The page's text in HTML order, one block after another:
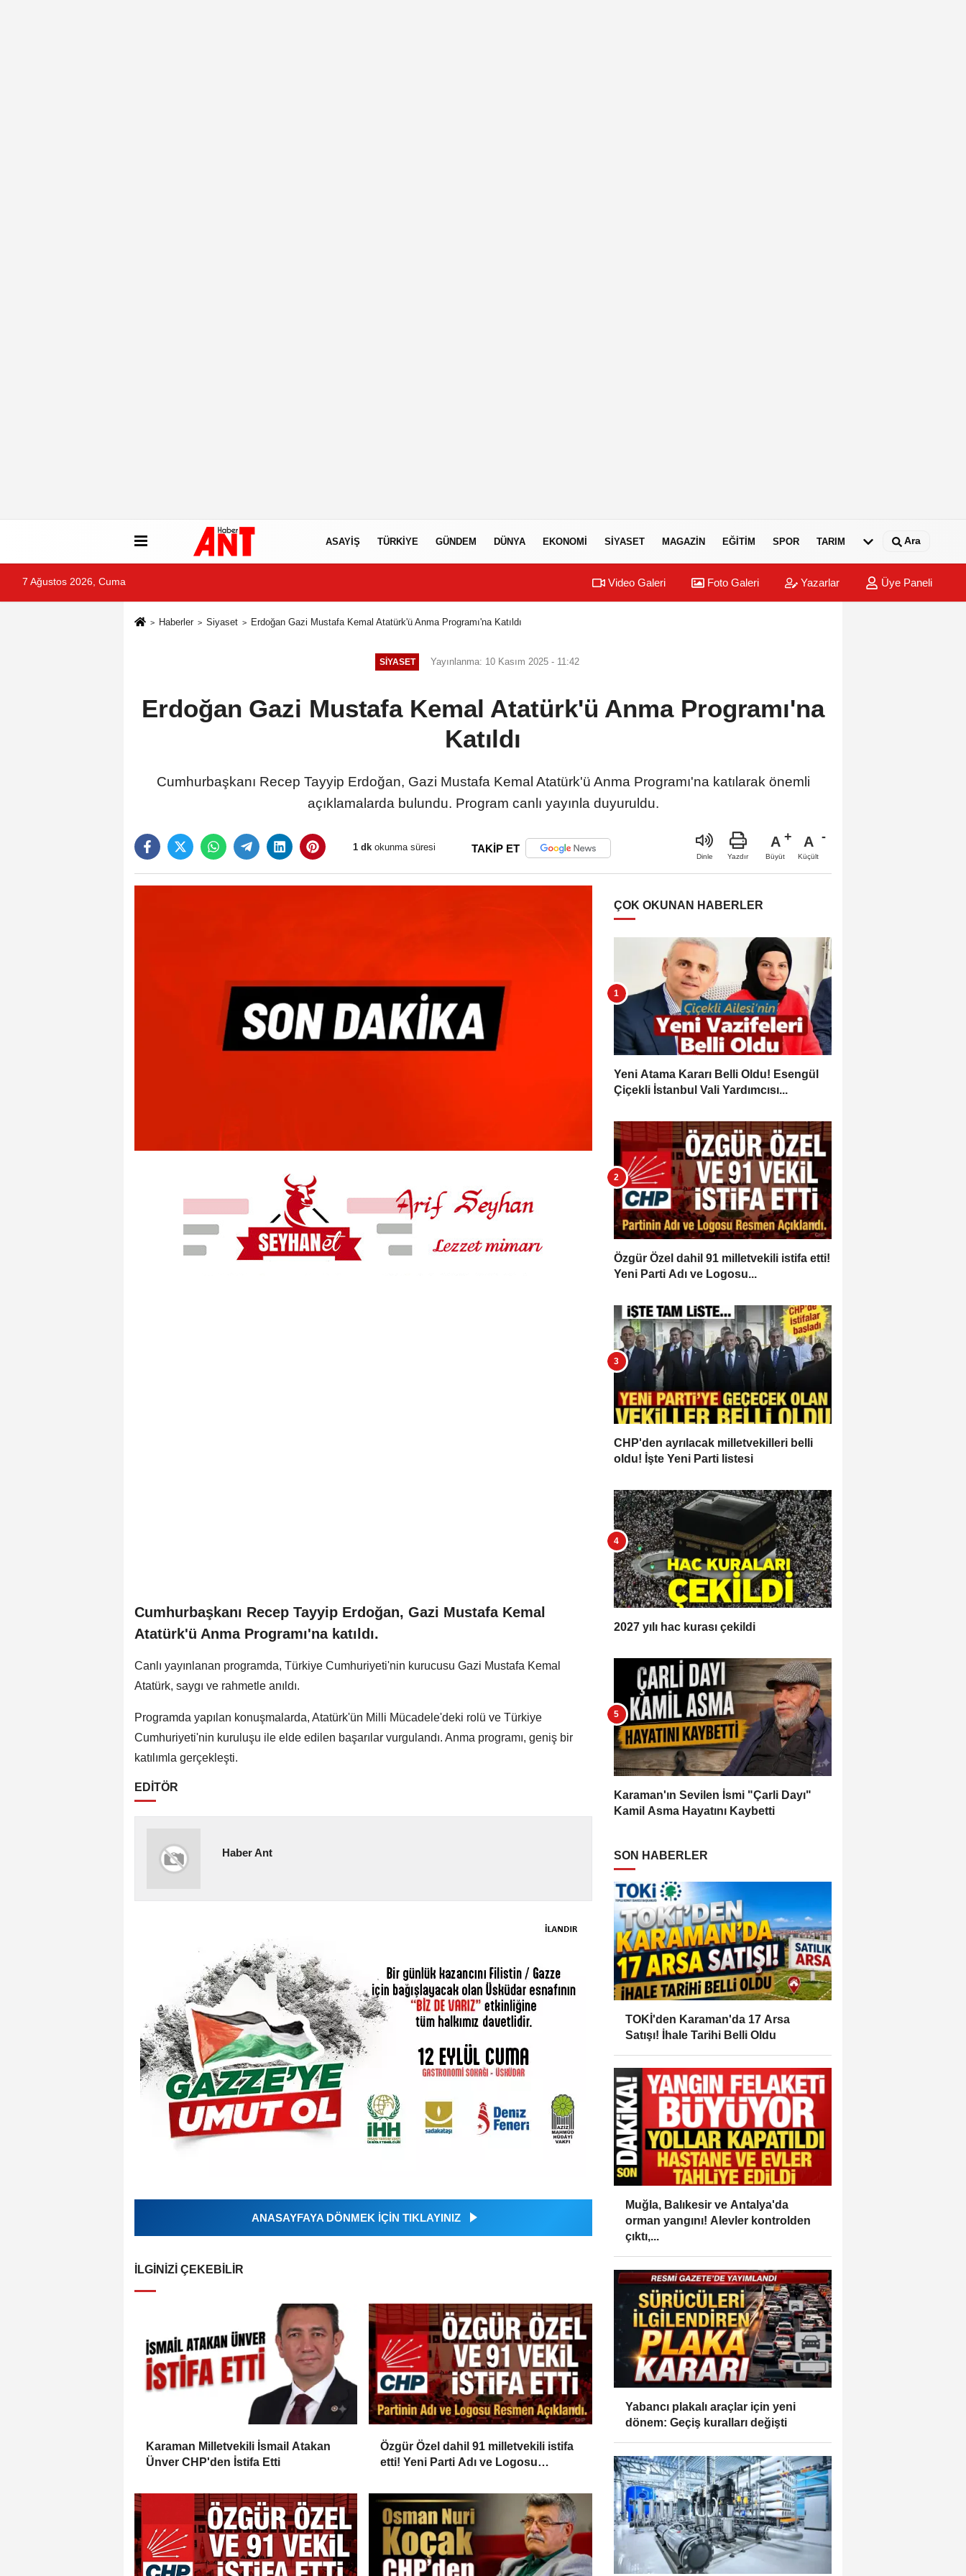
ASAYIŞ TÜRKIYE GÜNDEM DÜNYA EKONOMI SIYASET MAGAZIN EĞITIM SPOR TARIM Ara
7 Ağustos 2026, Cuma Video Galeri Foto Galeri Yazarlar Üye Paneli
Haberler Siyaset Erdoğan Gazi Mustafa Kemal Atatürk'ü Anma Programı'na Katıldı
SIYASET Yayınlanma: 10 Kasım 2025 - 11:42
Erdoğan Gazi Mustafa Kemal Atatürk'ü Anma Programı'na
Katıldı
Cumhurbaşkanı Recep Tayyip Erdoğan, Gazi Mustafa Kemal Atatürk'ü Anma Programı'na katılarak önemli
açıklamalarda bulundu. Program canlı yayınla duyuruldu.
1 dk okunma süresi TAKİP ET
Dinle Yazdır
A
Büyüt
A
Küçült
Cumhurbaşkanı Recep Tayyip Erdoğan, Gazi Mustafa Kemal
Atatürk'ü Anma Programı'na katıldı.
Canlı yayınlanan programda, Türkiye Cumhuriyeti'nin kurucusu Gazi Mustafa Kemal
Atatürk, saygı ve rahmetle anıldı.
Programda yapılan konuşmalarda, Atatürk'ün Milli Mücadele'deki rolü ve Türkiye
Cumhuriyeti'nin kuruluşu ile elde edilen başarılar vurgulandı. Anma programı, geniş bir
katılımla gerçekleşti.
EDİTÖR
Haber Ant
ANASAYFAYA DÖNMEK İÇİN TIKLAYINIZ
İLGINIZI ÇEKEBILIR
Karaman Milletvekili İsmail Atakan
Ünver CHP'den İstifa Etti
Özgür Özel dahil 91 milletvekili istifa
etti! Yeni Parti Adı ve Logosu
ÇOK OKUNAN HABERLER
Yeni Atama Kararı Belli Oldu! Esengül
Çiçekli İstanbul Vali Yardımcısı...
Özgür Özel dahil 91 milletvekili istifa etti!
Yeni Parti Adı ve Logosu...
CHP'den ayrılacak milletvekilleri belli
oldu! İşte Yeni Parti listesi
2027 yılı hac kurası çekildi
Karaman'ın Sevilen İsmi "Çarli Dayı"
Kamil Asma Hayatını Kaybetti
SON HABERLER
TOKİ'den Karaman'da 17 Arsa
Satışı! İhale Tarihi Belli Oldu
Muğla, Balıkesir ve Antalya'da
orman yangını! Alevler kontrolden
çıktı,...
Yabancı plakalı araçlar için yeni
dönem: Geçiş kuralları değişti